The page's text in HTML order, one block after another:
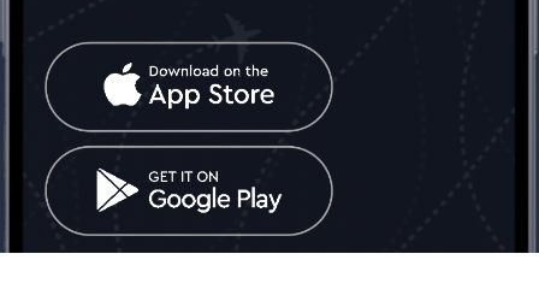
Часто задаваемые
вопросы
Контакт
Грузия: Тбилиси
Телефон: +442030340050
Email:info@mobinex.com
Социальные сети